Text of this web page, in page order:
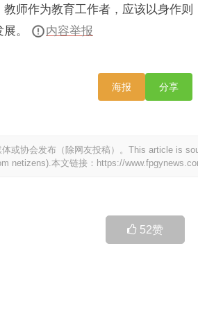
师作为教育工作者，应该以身作
。
内容举报
海报 分享
或协会发布（除网友投稿）。This article is
netizens).本文链接： https://
52赞